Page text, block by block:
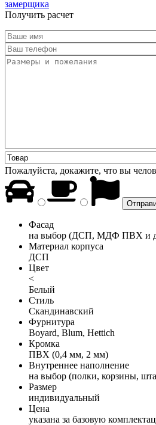
замерщика
Получить расчет
Пожалуйста, докажите, что вы
Фасад
на выбор (ДСП, МДФ ПВХ и
Материал корпуса
ДСП
Цвет
<
Белый
Стиль
Скандинавский
Фурнитура
Boyard, Blum, Hettich
Кромка
ПВХ (0,4 мм, 2 мм)
Внутреннее наполнение
на выбор (полки, корзины,
Размер
индивидуальный
Цена
указана за базовую